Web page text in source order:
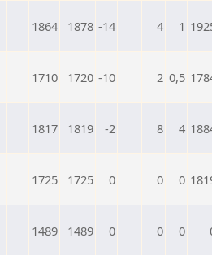
1864 1878 -14 4 1
1710 1720 -10 2 0,5
1817 1819 -2 8 4
1725 1725 0 0 0
1489 1489 0 0 0